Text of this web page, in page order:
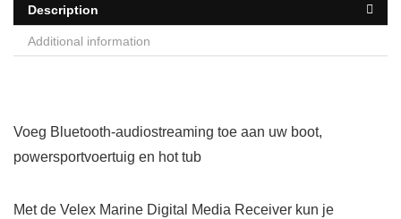
Description
Additional information
Voeg Bluetooth-audiostreaming toe aan uw boot,
powersportvoertuig en hot tub
Met de Velex Marine Digital Media Receiver kun je